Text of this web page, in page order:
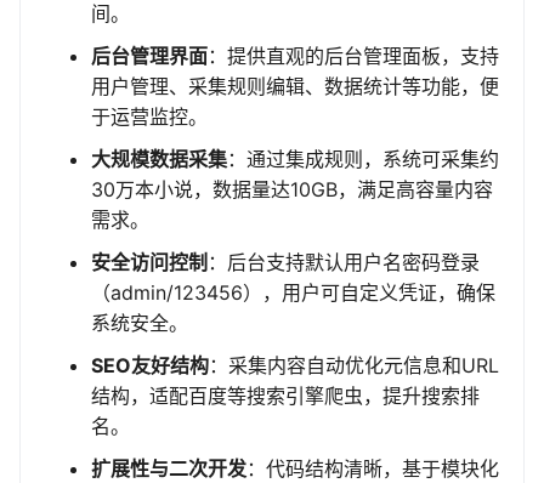
间。
后台管理界面：提供直观的后台管理面板，支持
用户管理、采集规则编辑、数据统计等功能，便
于运营监控。
大规模数据采集：通过集成规则，系统可采集约
30万本小说，数据量达10GB，满足高容量内容
需求。
安全访问控制 ：后台支持默认用户名密码登录
（admin/123456），用户可自定义凭证，确保
系统安全。
SEO友好结构：采集内容自动优化元信息和URL
结构，适配百度等搜索引擎爬虫，提升搜索排
名。
扩展性与二次开发：代码结构清晰，基于模块化